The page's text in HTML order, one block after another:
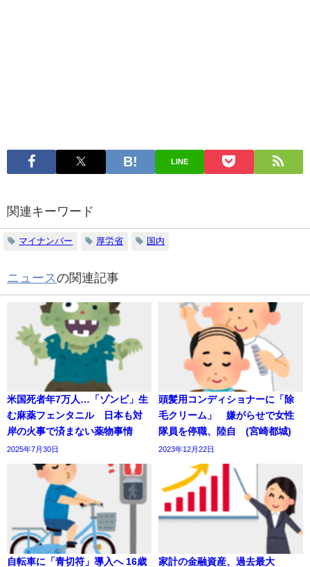
LINE
関連キーワード
マイナンバー 厚労省 国内
ニュースの関連記事
米国死者年7万人…「ゾンビ」生
む麻薬フェンタニル 日本も対
岸の火事で済まない薬物事情
2025年7月30日
頭髪用コンディショナーに「除
毛クリーム」 嫌がらせで女性
隊員を停職、陸自 (宮崎都城)
2023年12月22日
自転車に「青切符」導入へ 16歳
家計の金融資産、過去最大